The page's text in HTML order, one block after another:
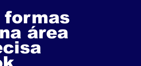
formas
área